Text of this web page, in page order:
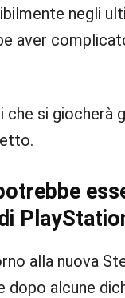
negli
aver
che si giocherà
alla nuova
dopo alcune